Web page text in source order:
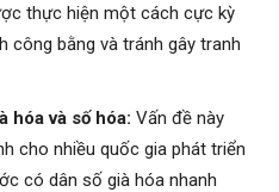
thực hiện một cách cực kỳ
công bằng và tránh gây tranh
hóa và số hóa: Vấn đề này
cho nhiều quốc gia phát triển
có dân số già hóa nhanh